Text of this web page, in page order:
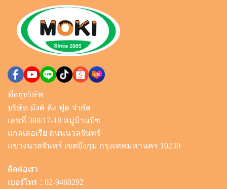
ที่อยู่บริษัท
บริษัท มังคิ คิง ฟูด จำกัด
เลขที่ 388/17-18 หมู่บ้านบิซ
แกลเลอเรีย ถนนนวลจันทร์
แขวงนวลจันทร์ เขตบึงกุ่ม กรุงเทพมหานคร 10230
ติดต่อเรา
เบอร์โทร : 02-9460292